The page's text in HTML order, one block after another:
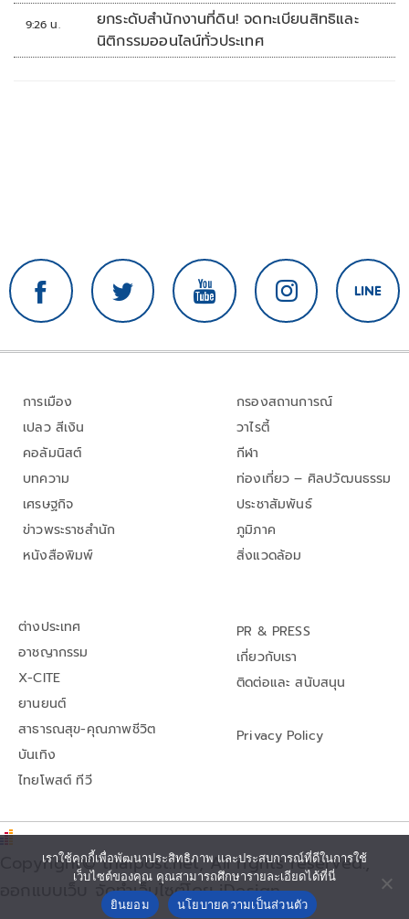
9:26 น.
ยกระดับสำนักงานที่ดิน! จดทะเบียนสิทธิและ
นิติกรรมออนไลน์ทั่วประเทศ
การเมือง
เปลว สีเงิน
คอลัมนิสต์
บทความ
เศรษฐกิจ
ข่าวพระราชสำนัก
หนังสือพิมพ์
กรองสถานการณ์
วาไรตี้
กีฬา
ท่องเที่ยว – ศิลปวัฒนธรรม
ประชาสัมพันธ์
ภูมิภาค
สิ่งแวดล้อม
ต่างประเทศ
อาชญากรรม
X-CITE
ยานยนต์
สาธารณสุข-คุณภาพชีวิต
บันเทิง
ไทยโพสต์ ทีวี
PR & PRESS
เกี่ยวกับเรา
ติดต่อและ สนับสนุน
Privacy Policy
Copyright© thaipost.net, All rights reserved.,
ออกแบบเว็บ จัดทำเว็บไซต์โดย iDesign
เราใช้คุกกี้เพื่อพัฒนาประสิทธิภาพ และประสบการณ์ที่ดีในการใช้
เว็บไซต์ของคุณ คุณสามารถศึกษารายละเอียดได้ที่นี่
ยินยอม
นโยบายความเป็นส่วนตัว